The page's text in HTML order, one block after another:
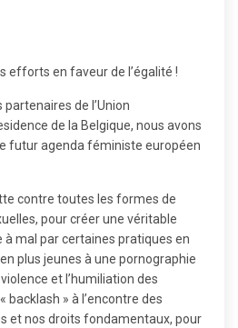
efforts en faveur de l’égalité !
de l’Union
de la Belgique, nous avons
futur agenda féministe européen
contre toutes les formes de
pour créer une véritable
à mal par certaines pratiques en
plus jeunes à une pornographie
et l’humiliation des
backlash » à l’encontre des
et nos droits fondamentaux, pour